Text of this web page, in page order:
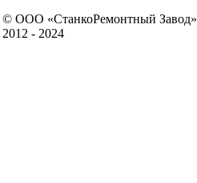
© ООО «СтанкоРемонтный Завод»
2012 - 2024